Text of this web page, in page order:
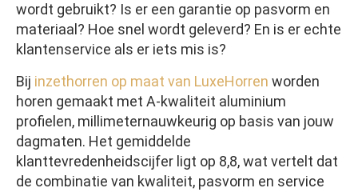
wordt gebruikt? Is er een garantie op pasvorm en
materiaal? Hoe snel wordt geleverd? En is er echte
klantenservice als er iets mis is?
Bij inzethorren op maat van LuxeHorren worden
horen gemaakt met A-kwaliteit aluminium
profielen, millimeternauwkeurig op basis van jouw
dagmaten. Het gemiddelde
klanttevredenheidscijfer ligt op 8,8, wat vertelt dat
de combinatie van kwaliteit, pasvorm en service